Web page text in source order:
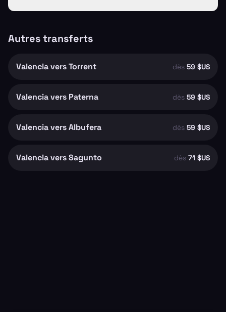
Autres transferts
Valencia vers Torrent dès 59 $US
Valencia vers Paterna dès 59 $US
Valencia vers Albufera dès 59 $US
Valencia vers Sagunto dès 71 $US